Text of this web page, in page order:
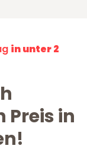
in unter 2
Preis in